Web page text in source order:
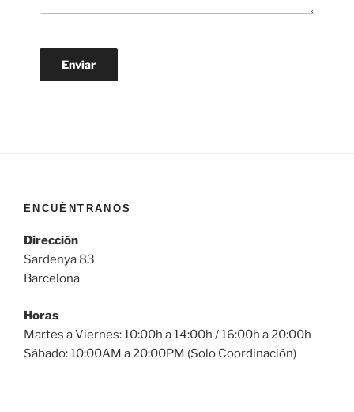
ENCUÉNTRANOS
Dirección
Sardenya 83
Barcelona
Horas
Martes a Viernes: 10:00h a 14:00h / 16:00h a 20:00h
Sábado: 10:00AM a 20:00PM (Solo Coordinación)